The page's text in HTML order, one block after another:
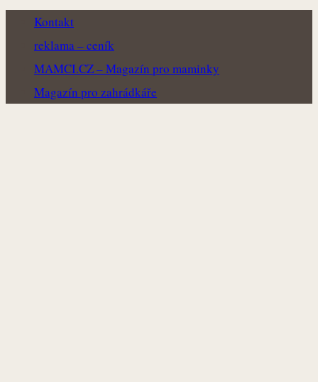
Kontakt
reklama – ceník
MAMCI.CZ – Magazín pro maminky
Magazín pro zahrádkáře